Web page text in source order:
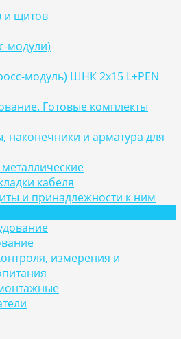
и щитов
модули)
модуль) ШНК 2х15 L+PEN
Готовые комплекты
наконечники и арматура для
кабеля
и принадлежности к ним
измерения и